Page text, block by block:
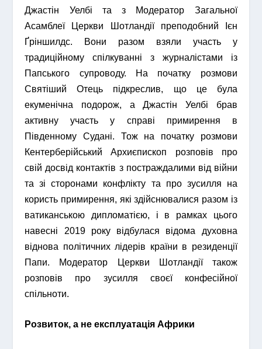
Джастін Уелбі та з Модератор Загальної
Асамблеї Церкви Шотландії преподобний Ієн
Ґріншилдс. Вони разом взяли участь у
традиційному спілкуванні з журналістами із
Папського супроводу. На початку розмови
Святіший Отець підкреслив, що це була
екуменічна подорож, а Джастін Уелбі брав
активну участь у справі примирення в
Південному Судані. Тож на початку розмови
Кентерберійський Архиєпископ розповів про
свій досвід контактів з постраждалими від війни
та зі сторонами конфлікту та про зусилля на
користь примирення, які здійснювалися разом із
ватиканською дипломатією, і в рамках цього
навесні 2019 року відбулася відома духовна
віднова політичних лідерів країни в резиденції
Папи. Модератор Церкви Шотландії також
розповів про зусилля своєї конфесійної
спільноти.
Розвиток, а не експлуатація Африки